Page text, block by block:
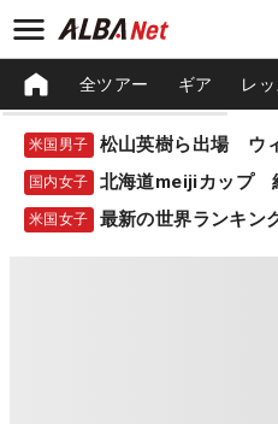
全ツアー ギア レ
米国男子 松山英樹ら出場 ウ
国内女子 北海道meijiカップ
米国女子 最新の世界ランキン